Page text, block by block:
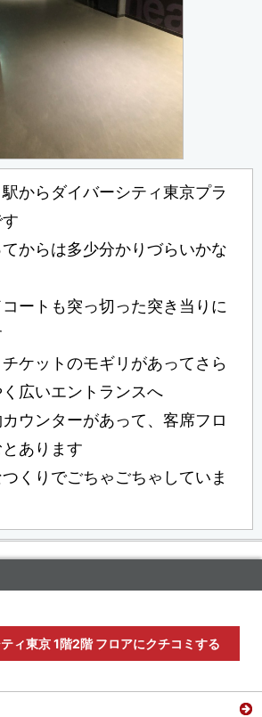
からダイバーシティ東京プラ
からは多少分かりづらいかな
ートも突っ切った突き当りに
ケットのモギリがあってさら
広いエントランスへ
ウンターがあって、客席フロ
あります
くりでごちゃごちゃしていま
ィ東京 1階2階 フロアにクチコミする